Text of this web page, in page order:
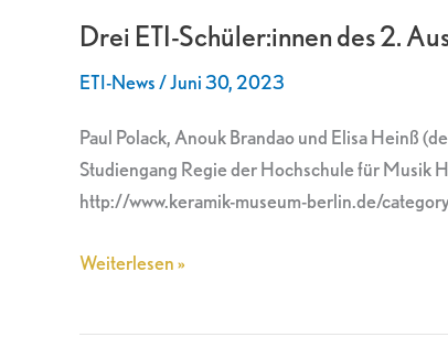
Drei ETI-Schüler:innen des 2.
ETI-News/Juni 30, 2023
Paul Polack, Anouk Brandao und Elisa Heinß
Studiengang Regie der Hochschule für Musik
http://www.keramik-museum-berlin.de/
Schüler:innen
2.
Ausbildungsjahres
in
„Frühlings
Weiterlesen »